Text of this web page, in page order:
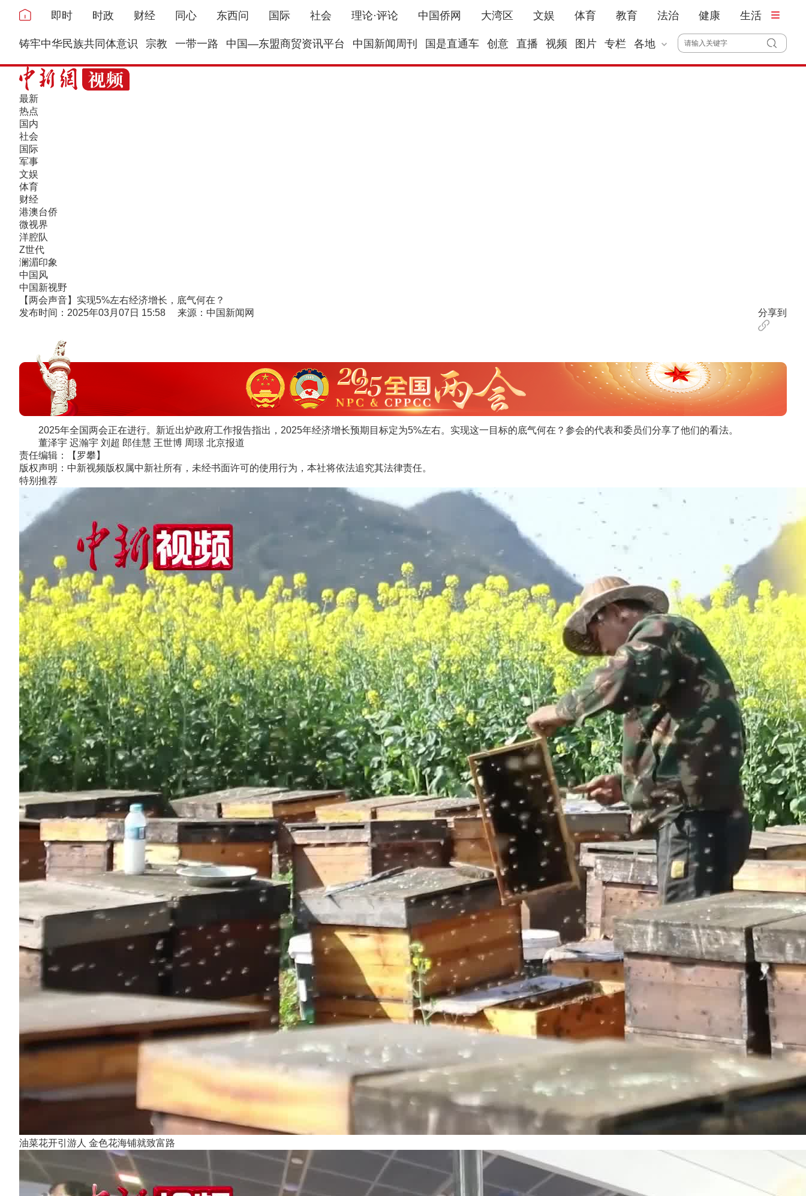
即时 时政 财经 同心 东西问 国际 社会 理论·评论 中国侨网 大湾区 文娱 体育 教育 法治 健康 生活
铸牢中华民族共同体意识 宗教 一带一路 中国—东盟商贸资讯平台 中国新闻周刊 国是直通车 创意 直播 视频 图片 专栏 各地
最新
热点
国内
社会
国际
军事
文娱
体育
财经
港澳台侨
微视界
洋腔队
Z世代
澜湄印象
中国风
中国新视野
【两会声音】实现5%左右经济增长，底气何在？
发布时间：2025年03月07日 15:58 来源：中国新闻网
分享到
2025年全国两会正在进行。新近出炉政府工作报告指出，2025年经济增长预期目标定为5%左右。实现这一目标的底气何在？参会的代表和委员们分享了他们的看法。
董泽宇 迟瀚宇 刘超 郎佳慧 王世博 周璟 北京报道
责任编辑：【罗攀】
版权声明：中新视频版权属中新社所有，未经书面许可的使用行为，本社将依法追究其法律责任。
特别推荐
油菜花开引游人 金色花海铺就致富路